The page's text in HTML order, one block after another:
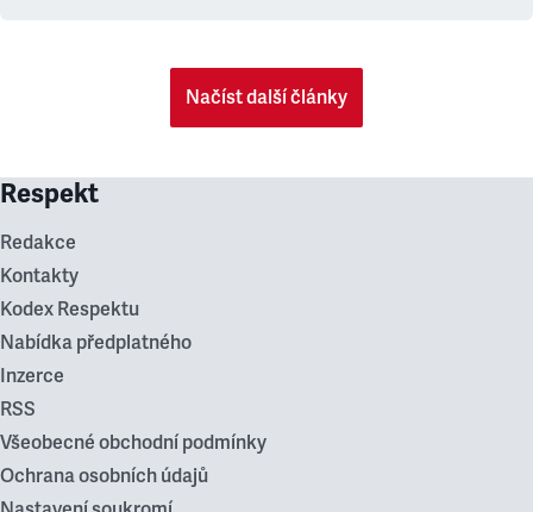
Načíst další články
Respekt
Redakce
Kontakty
Kodex Respektu
Nabídka předplatného
Inzerce
RSS
Všeobecné obchodní podmínky
Ochrana osobních údajů